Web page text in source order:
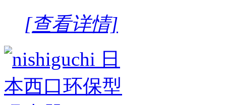
[查看详情]